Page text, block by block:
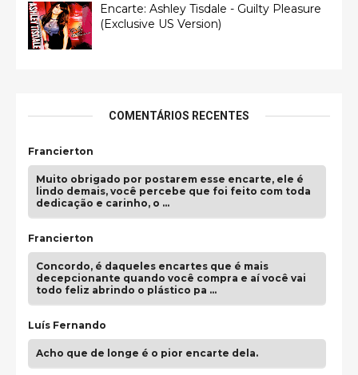
Encarte: Ashley Tisdale - Guilty Pleasure
(Exclusive US Version)
COMENTÁRIOS RECENTES
Francierton
Muito obrigado por postarem esse encarte, ele é
lindo demais, você percebe que foi feito com toda
dedicação e carinho, o …
Francierton
Concordo, é daqueles encartes que é mais
decepcionante quando você compra e aí você vai
todo feliz abrindo o plástico pa …
Luís Fernando
Acho que de longe é o pior encarte dela.